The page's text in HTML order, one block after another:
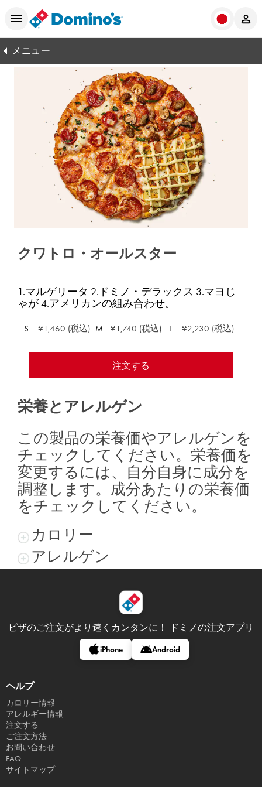
メニュー
クワトロ・オールスター
1.マルゲリータ 2.ドミノ・デラックス 3.マヨじ
ゃが 4.アメリカンの組み合わせ。
S ¥1,460 (税込) M ¥1,740 (税込) L ¥2,230 (税込)
注文する
栄養とアレルゲン
この製品の栄養価やアレルゲンを
チェックしてください。栄養価を
変更するには、自分自身に成分を
調整します。成分あたりの栄養価
をチェックしてください。
カロリー
アレルゲン
ピザのご注文がより速くカンタンに！ ドミノの注文アプリ
iPhone Android
ヘルプ
カロリー情報
アレルギー情報
注文する
ご注文方法
お問い合わせ
FAQ
サイトマップ